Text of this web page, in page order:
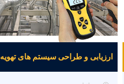
ارزیابی و طراحی سیستم های تهویه